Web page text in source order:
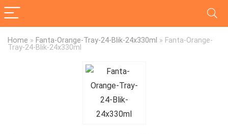
Home » Fanta-Orange-Tray-24-Blik-24x330ml » Fanta-Orange-
Tray-24-Blik-24x330ml